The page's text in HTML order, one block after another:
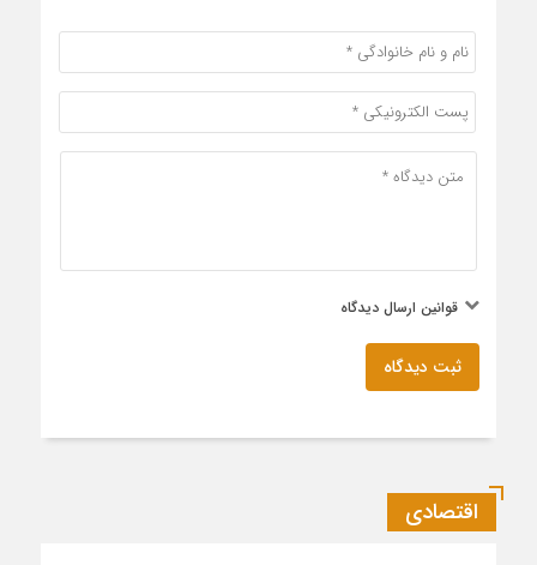
قوانین ارسال دیدگاه
ثبت دیدگاه
اقتصادی